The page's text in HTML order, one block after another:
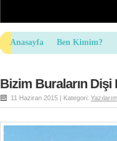
Anasayfa Ben Kimim?
Bizim Buraların Dişi
11 Haziran 2015 | Kategori: Yazılarım